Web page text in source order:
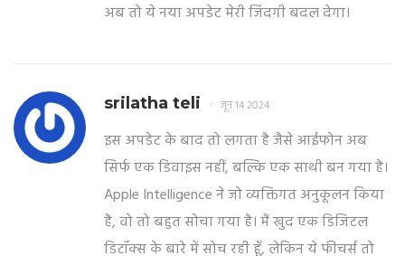
अब तो ये नया अपडेट मेरी जिंदगी बदल देगा।
srilatha teli जून 14 2024
इस अपडेट के बाद तो लगता है जैसे आईफोन अब
सिर्फ एक डिवाइस नहीं, बल्कि एक साथी बन गया है।
Apple Intelligence ने जो व्यक्तिगत अनुकूलन किया
है, वो तो बहुत सोचा गया है। मैं खुद एक डिजिटल
डिटॉक्स के बारे में सोच रही हूँ, लेकिन ये फीचर्स तो